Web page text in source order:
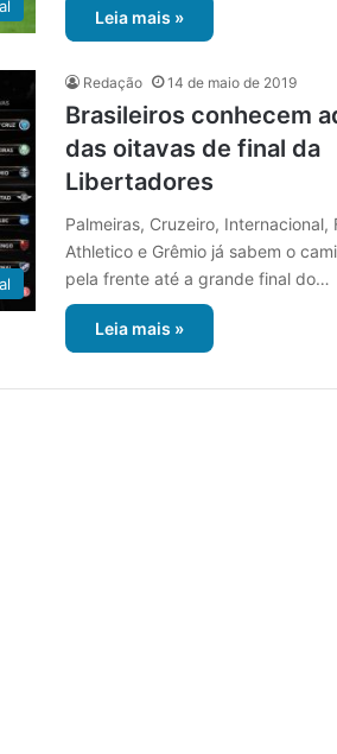
Leia mais »
Redação 14 de maio de 2019
Brasileiros conhecem
das oitavas de final da
Libertadores
Palmeiras, Cruzeiro, Internacional,
Athletico e Grêmio já sabem o
pela frente até a grande final do…
Leia mais »